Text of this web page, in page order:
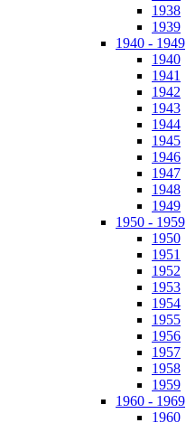
1938
1939
1940 - 1949
1940
1941
1942
1943
1944
1945
1946
1947
1948
1949
1950 - 1959
1950
1951
1952
1953
1954
1955
1956
1957
1958
1959
1960 - 1969
1960